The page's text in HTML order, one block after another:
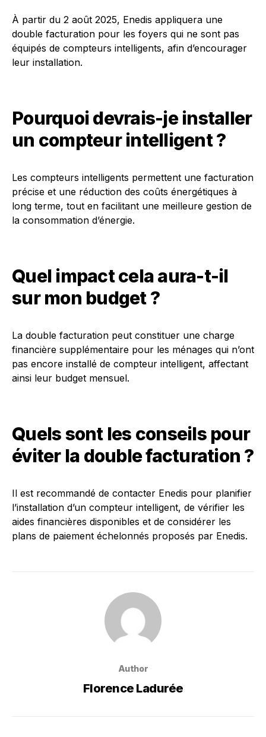
À partir du 2 août 2025, Enedis appliquera une
double facturation pour les foyers qui ne sont pas
équipés de compteurs intelligents, afin d’encourager
leur installation.
Pourquoi devrais-je installer
un compteur intelligent ?
Les compteurs intelligents permettent une facturation
précise et une réduction des coûts énergétiques à
long terme, tout en facilitant une meilleure gestion de
la consommation d’énergie.
Quel impact cela aura-t-il
sur mon budget ?
La double facturation peut constituer une charge
financière supplémentaire pour les ménages qui n’ont
pas encore installé de compteur intelligent, affectant
ainsi leur budget mensuel.
Quels sont les conseils pour
éviter la double facturation ?
Il est recommandé de contacter Enedis pour planifier
l’installation d’un compteur intelligent, de vérifier les
aides financières disponibles et de considérer les
plans de paiement échelonnés proposés par Enedis.
Author
Florence Ladurée